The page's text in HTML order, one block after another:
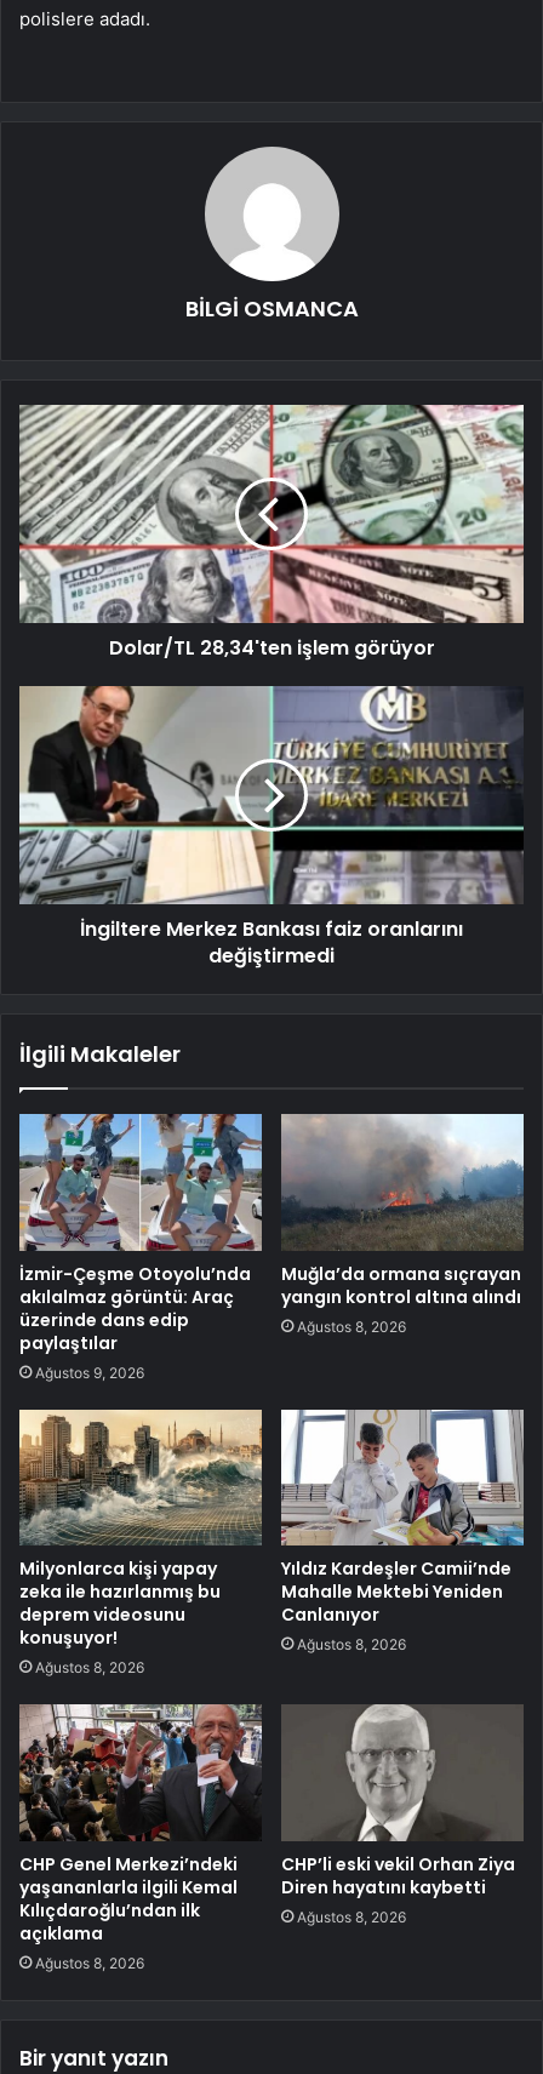
polislere adadı.
BİLGİ OSMANCA
Dolar/TL 28,34'ten işlem görüyor
İngiltere Merkez Bankası faiz oranlarını
değiştirmedi
İlgili Makaleler
İzmir-Çeşme Otoyolu’nda
akılalmaz görüntü: Araç
üzerinde dans edip
paylaştılar
Ağustos 9, 2026
Muğla’da ormana sıçrayan
yangın kontrol altına alındı
Ağustos 8, 2026
Milyonlarca kişi yapay
zeka ile hazırlanmış bu
deprem videosunu
konuşuyor!
Ağustos 8, 2026
Yıldız Kardeşler Camii’nde
Mahalle Mektebi Yeniden
Canlanıyor
Ağustos 8, 2026
CHP Genel Merkezi’ndeki
yaşananlarla ilgili Kemal
Kılıçdaroğlu’ndan ilk
açıklama
Ağustos 8, 2026
CHP’li eski vekil Orhan Ziya
Diren hayatını kaybetti
Ağustos 8, 2026
Bir yanıt yazın